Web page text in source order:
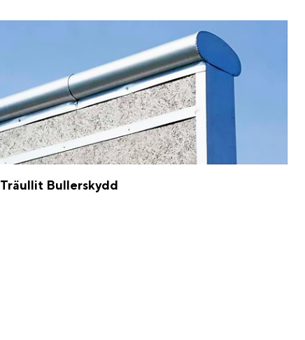
Träullit Bullerskydd